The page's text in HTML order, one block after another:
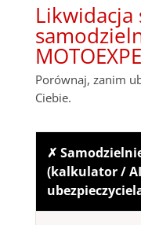
Likwidacja
Porównaj, zanim
Ciebie.
✗
(kalkulator / AI